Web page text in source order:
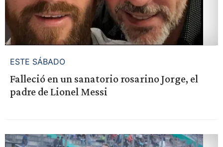
ESTE SÁBADO
Falleció en un sanatorio rosarino Jorge, el
padre de Lionel Messi